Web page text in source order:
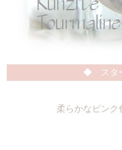
◆ スタ
柔らかなピン